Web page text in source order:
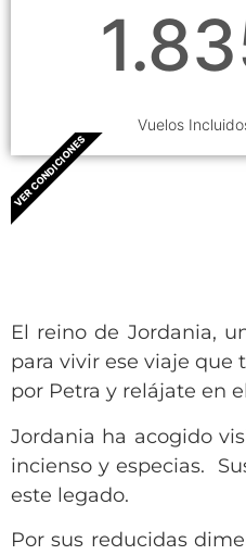
Vuelos
VER CONDICIONES
El reino de Jordania,
para vivir ese viaje que
por Petra y relájate en
Jordania ha acogido
incienso y especias.
este legado.
Por sus reducidas